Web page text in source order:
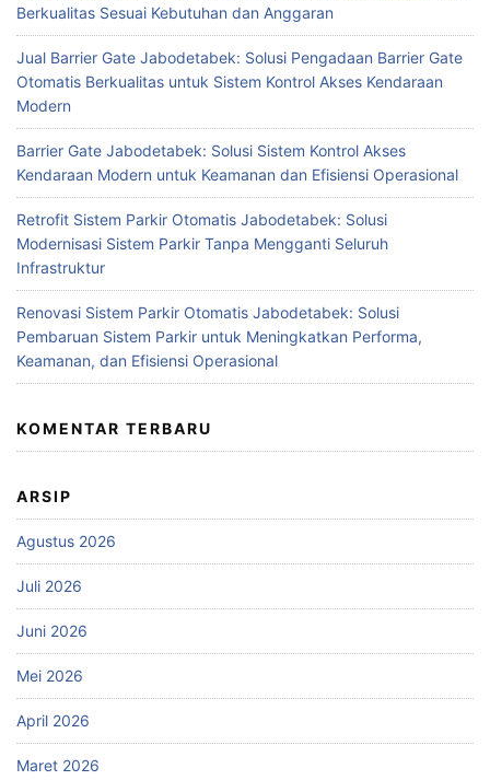
Berkualitas Sesuai Kebutuhan dan Anggaran
Jual Barrier Gate Jabodetabek: Solusi Pengadaan Barrier Gate
Otomatis Berkualitas untuk Sistem Kontrol Akses Kendaraan
Modern
Barrier Gate Jabodetabek: Solusi Sistem Kontrol Akses
Kendaraan Modern untuk Keamanan dan Efisiensi Operasional
Retrofit Sistem Parkir Otomatis Jabodetabek: Solusi
Modernisasi Sistem Parkir Tanpa Mengganti Seluruh
Infrastruktur
Renovasi Sistem Parkir Otomatis Jabodetabek: Solusi
Pembaruan Sistem Parkir untuk Meningkatkan Performa,
Keamanan, dan Efisiensi Operasional
KOMENTAR TERBARU
ARSIP
Agustus 2026
Juli 2026
Juni 2026
Mei 2026
April 2026
Maret 2026